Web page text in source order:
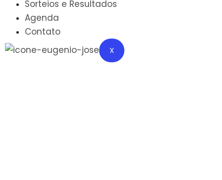
Sorteios e Resultados
Agenda
Contato
X